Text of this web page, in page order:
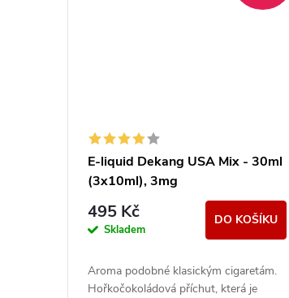
E-liquid Dekang USA Mix - 30ml
(3x10ml), 3mg
495 Kč
Skladem
DO KOŠÍKU
Aroma podobné klasickým cigaretám.
Hořkočokoládová příchut, která je